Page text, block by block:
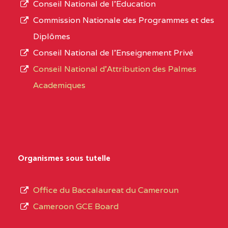
0CN1TEFD101094115
EXTREME-
NORD
0EI1TEFD100495110
NORD
KOUSSERI
L’offre
d’éducation
de
Conseil National de l’Education
Commission Nationale des Programmes et des
Diplômes
Conseil National de l’Enseignement Privé
Conseil National d'Attribution des Palmes
Academiques
Organismes sous tutelle
Office du Baccalaureat du Cameroun
Cameroon GCE Board